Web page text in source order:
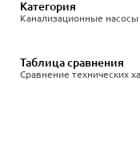
Канализационные насосы
Категория
Сравнение технических
Таблица сравнения